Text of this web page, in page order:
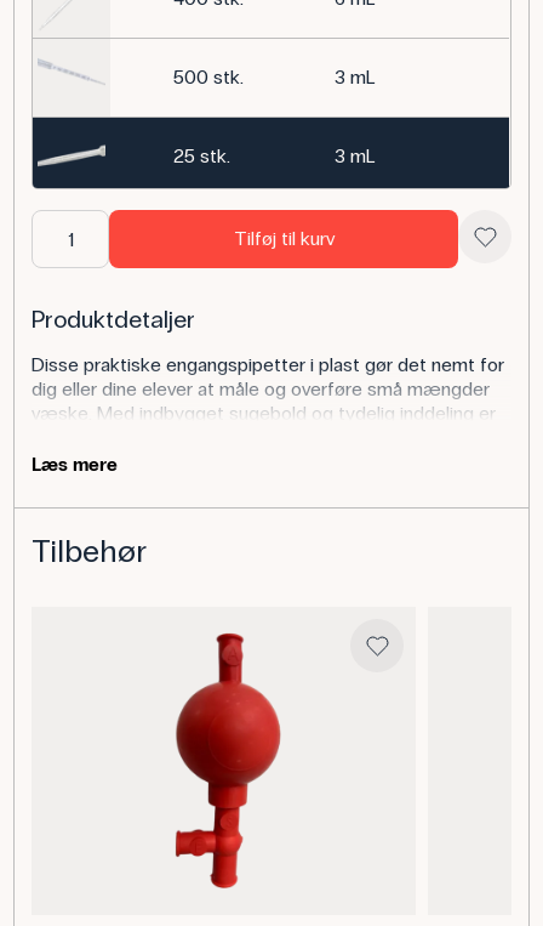
500 stk. 3 mL
25 stk. 3 mL
Tilføj til kurv
Produktdetaljer
Disse praktiske engangspipetter i plast gør det nemt for
dig eller dine elever at måle og overføre små mængder
væske. Med indbygget sugebold og tydelig inddeling er
natur/teknologi, biologi og kemi.
Anvendelse af produktet
avancerede titreringer eller bioteknologiske
eksperimenter. De er nemme at bruge for både lærere
og elever og mindsker risikoen for spild og
krydskontaminering. Ideelle til klassesæt, feltarbejde og
Volumen: 3 mL
Materiale: Slagfast polyethylen (LD-PE)
Læs mere
Tilbehør